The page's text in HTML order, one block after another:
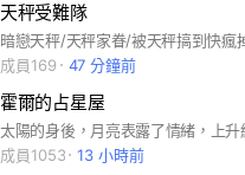
天秤受難隊
成員169
47 分鐘前
霍爾的占星屋
成員1053
13 小時前